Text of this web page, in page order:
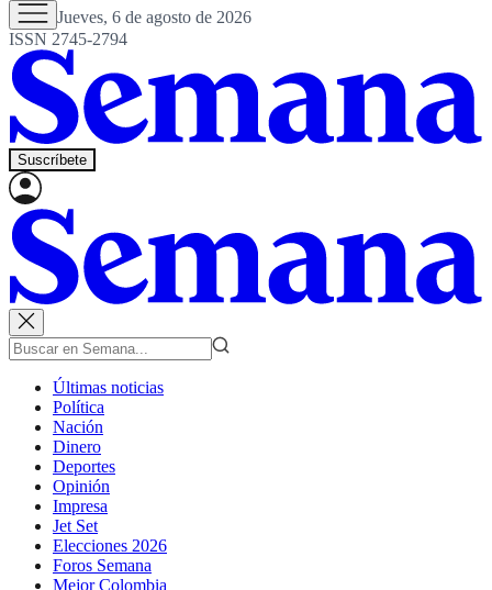
Jueves, 6 de agosto de 2026
ISSN 2745-2794
Suscríbete
Últimas noticias
Política
Nación
Dinero
Deportes
Opinión
Impresa
Jet Set
Elecciones 2026
Foros Semana
Mejor Colombia